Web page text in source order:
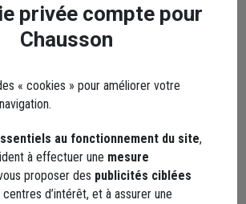
3,0 / 5
2 avis
privée compte pour
Chausson
« cookies » pour améliorer votre
au fonctionnement du site,
à effectuer une mesure
proposer des publicités ciblées
d’intérêt, et à assurer une